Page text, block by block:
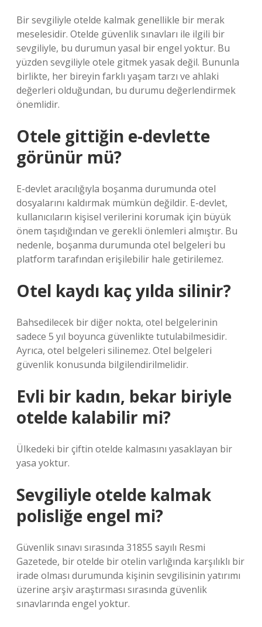
Bir sevgiliyle otelde kalmak genellikle bir merak
meselesidir. Otelde güvenlik sınavları ile ilgili bir
sevgiliyle, bu durumun yasal bir engel yoktur. Bu
yüzden sevgiliyle otele gitmek yasak değil. Bununla
birlikte, her bireyin farklı yaşam tarzı ve ahlaki
değerleri olduğundan, bu durumu değerlendirmek
önemlidir.
Otele gittiğin e-devlette
görünür mü?
E-devlet aracılığıyla boşanma durumunda otel
dosyalarını kaldırmak mümkün değildir. E-devlet,
kullanıcıların kişisel verilerini korumak için büyük
önem taşıdığından ve gerekli önlemleri almıştır. Bu
nedenle, boşanma durumunda otel belgeleri bu
platform tarafından erişilebilir hale getirilemez.
Otel kaydı kaç yılda silinir?
Bahsedilecek bir diğer nokta, otel belgelerinin
sadece 5 yıl boyunca güvenlikte tutulabilmesidir.
Ayrıca, otel belgeleri silinemez. Otel belgeleri
güvenlik konusunda bilgilendirilmelidir.
Evli bir kadın, bekar biriyle
otelde kalabilir mi?
Ülkedeki bir çiftin otelde kalmasını yasaklayan bir
yasa yoktur.
Sevgiliyle otelde kalmak
polisliğe engel mi?
Güvenlik sınavı sırasında 31855 sayılı Resmi
Gazetede, bir otelde bir otelin varlığında karşılıklı bir
irade olması durumunda kişinin sevgilisinin yatırımı
üzerine arşiv araştırması sırasında güvenlik
sınavlarında engel yoktur.